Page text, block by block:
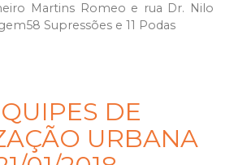
Martins Romeo e rua Dr. Nilo
Supressões e 11 Podas
DE
URBANA